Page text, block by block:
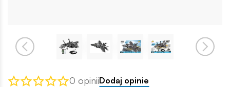
0 opiniiDodaj opinie